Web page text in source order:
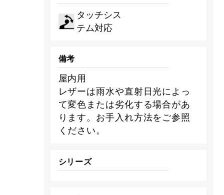
タッチシス
テム対応
備考
屋内用
レザーは雨水や直射日光によっ
て変色または劣化する場合があ
ります。お手入れ方法をご参照
ください。
シリーズ